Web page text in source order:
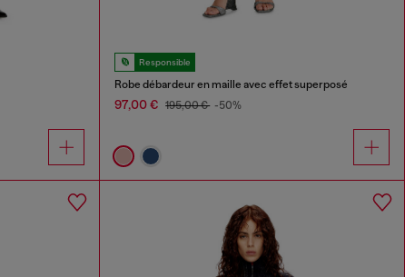
Responsible
Robe débardeur en maille avec effet superposé
97,00 € 195,00 € -50%